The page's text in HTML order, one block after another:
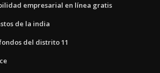
empresarial en línea gratis
de la india
del distrito 11